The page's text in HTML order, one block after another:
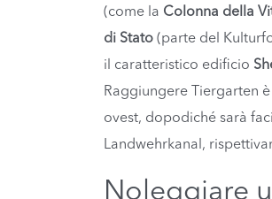
(come la Colonna della
di Stato (parte del
il caratteristico edificio
Raggiungere Tiergarten
ovest, dopodiché sarà
Landwehrkanal,
Noleggiare